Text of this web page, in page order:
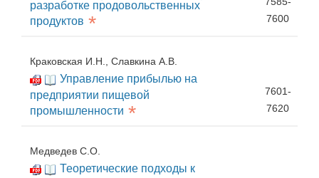
разработке продовольственных
продуктов *
7600
Краковская И.Н., Славкина А.В.
Управление прибылью на
предприятии пищевой
промышленности *
7601-
7620
Медведев С.О.
Теоретические подходы к